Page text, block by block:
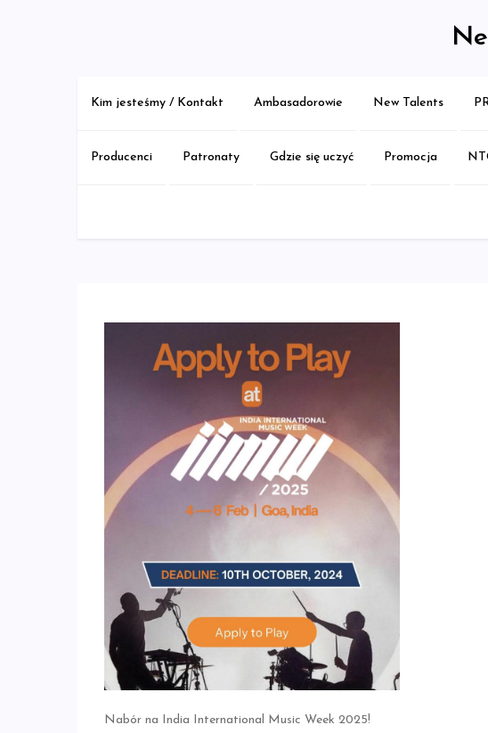
Kim jesteśmy / Kontakt Ambasadorowie New Talents
Producenci Patronaty Gdzie się uczyć Promocja
Nabór na India International Music Week 2025!